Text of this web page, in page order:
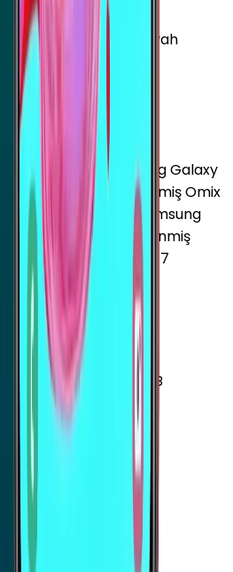
A70 - 128 GB - Siyah
Yenilenmiş Samsung Galaxy
Galaxy A33Yenilenmiş Omix
13
Yenilenmiş Samsung
Honor 400 Pro
Yenilenmiş
Samsung Galaxy J7
16 Plus
A9 Pro Altın 32 GB
Fiziki SIM
keşfedin.